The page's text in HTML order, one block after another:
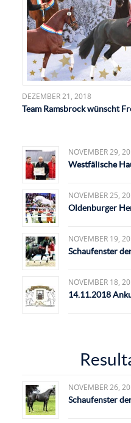
DEZEMBER 21, 2018
Team Ramsbrock wünscht
NOVEMBER 29,
Westfälische
NOVEMBER 25,
Oldenburger
NOVEMBER 19,
Schaufenster
NOVEMBER 18,
14.11.2018
NOVEMBER 26,
Schaufenster